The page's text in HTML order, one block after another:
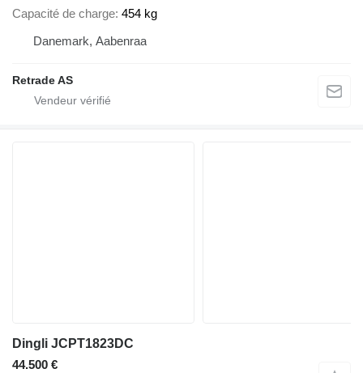
Capacité de charge 454 kg
Danemark, Aabenraa
Retrade AS
Dingli JCPT1823DC
44.500 €